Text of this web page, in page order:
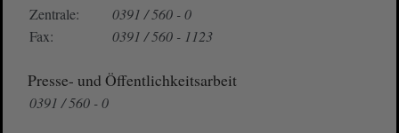
Zentrale:
0391 / 560 - 0
Fax:
0391 / 560 - 1123
Presse- und Öffentlichkeitsarbeit
0391 / 560 - 0